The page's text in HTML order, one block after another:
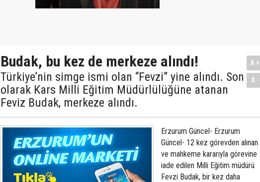
Budak, bu kez de merkeze alındı!
Türkiye’nin simge ismi olan “Fevzi” yine alındı. Son
olarak Kars Milli Eğitim Müdürlülüğüne atanan
Feviz Budak, merkeze alındı.
A+
A-
Erzurum Güncel- Erzurum
Güncel- 12 kez görevden alınan
ve mahkeme kararıyla görevine
iade edilen Milli Eğitim müdürü
Fevzi Budak, bir kez daha